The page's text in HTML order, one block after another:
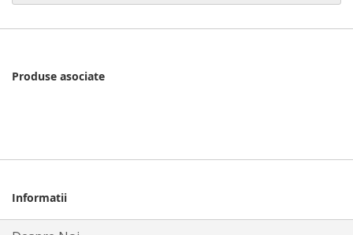
Produse asociate
Informatii